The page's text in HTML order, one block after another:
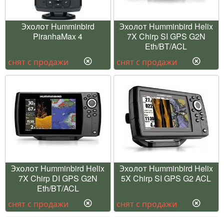
Эхолот Humminbird
PiranhaMax 4
снят с продажи
Эхолот Humminbird Helix
7X Chirp SI GPS G2N
Eth/BT/ACL
снят с продажи
Эхолот Humminbird Helix
7X Chirp DI GPS G2N
Eth/BT/ACL
снят с продажи
Эхолот Humminbird Helix
5X Chirp SI GPS G2 ACL
снят с продажи